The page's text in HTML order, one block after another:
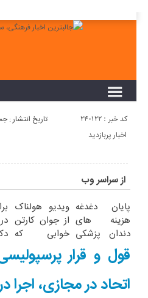
برويد و منوي خود را ايجاد كنيد!
کد خبر : 240122 تاریخ انتشار : جمعه 1 فروردین
اخبار پربازدید
از سراسر وب
پایان دغدغه
هزینه های
دندان پزشکی
با پک سفید
کننده خانگی
ویدیو هولناک
از جوان کارتن
خوابی که
میلیاردر شد.
آموزش رایگانقول و قرار
اتحاد در مجازی، اجرا